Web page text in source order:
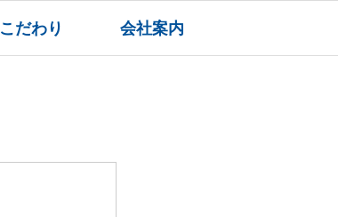
こだわり 会社案内